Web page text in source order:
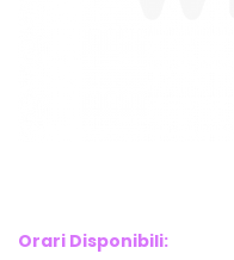
Orari Disponibili: